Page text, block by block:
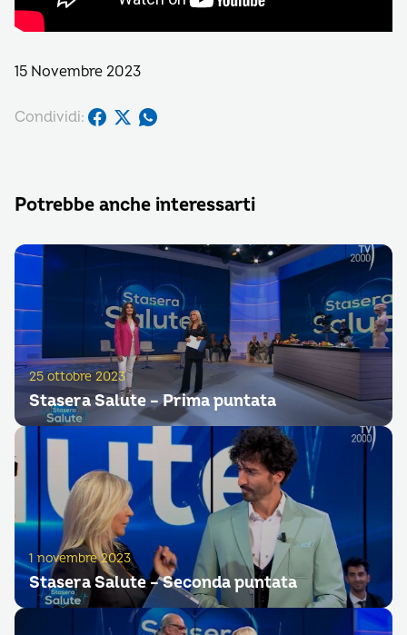
15 Novembre 2023
Condividi:
Potrebbe anche interessarti
25 ottobre 2023
Stasera Salute – Prima puntata
1 novembre 2023
Stasera Salute – Seconda puntata